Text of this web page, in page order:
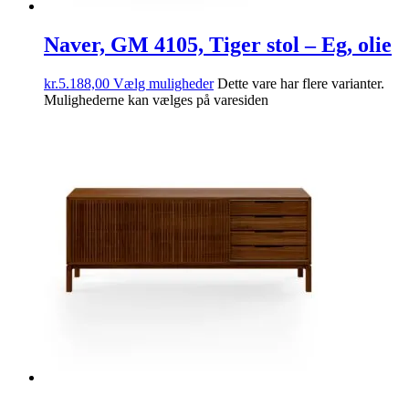
Naver, GM 4105, Tiger stol – Eg, olie
kr.5.188,00 Vælg muligheder Dette vare har flere varianter.
Mulighederne kan vælges på varesiden